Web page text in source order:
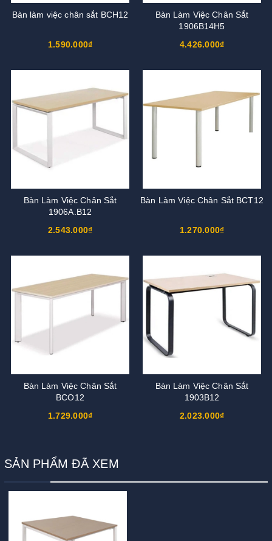
Bàn làm việc chân sắt BCH12
1.590.000₫
Bàn Làm Việc Chân Sắt
1906B14H5
4.426.000₫
Bàn Làm Việc Chân Sắt
1906A.B12
2.543.000₫
Bàn Làm Việc Chân Sắt BCT12
1.270.000₫
Bàn Làm Việc Chân Sắt
BCO12
1.729.000₫
Bàn Làm Việc Chân Sắt
1903B12
2.023.000₫
SẢN PHẨM ĐÃ XEM